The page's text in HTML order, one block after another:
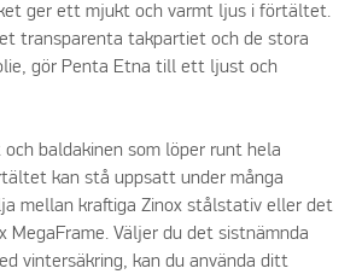
ger ett mjukt och varmt ljus i förtältet.
transparenta takpartiet och de stora
gör Penta Etna till ett ljust och
baldakinen som löper runt hela
kan stå uppsatt under många
mellan kraftiga Zinox stålstativ eller det
MegaFrame. Väljer du det sistnämnda
vintersäkring, kan du använda ditt